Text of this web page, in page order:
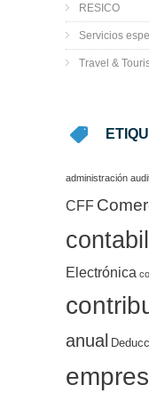
RESICO
Servicios
Travel &
administración
CFF
Electrónica
anual